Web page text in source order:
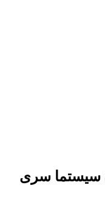
تعمیر پمپ طبقاتی Sistema سیستما سری